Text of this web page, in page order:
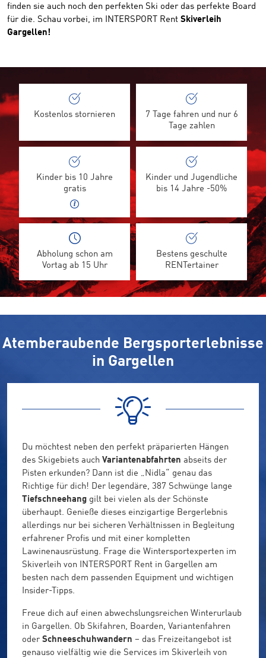
finden sie auch noch den perfekten Ski oder das perfekte Board
für die. Schau vorbei, im INTERSPORT Rent Skiverleih
Gargellen!
Kostenlos stornieren
7 Tage fahren und nur 6
Tage zahlen
Kinder bis 10 Jahre
gratis
Kinder und Jugendliche
bis 14 Jahre -50%
Abholung schon am
Vortag ab 15 Uhr
Bestens geschulte
RENTertainer
Atemberaubende Bergsporterlebnisse
in Gargellen
Du möchtest neben den perfekt präparierten Hängen
des Skigebiets auch Variantenabfahrten abseits der
Pisten erkunden? Dann ist die „Nidla“ genau das
Richtige für dich! Der legendäre, 387 Schwünge lange
Tiefschneehang gilt bei vielen als der Schönste
überhaupt. Genieße dieses einzigartige Bergerlebnis
allerdings nur bei sicheren Verhältnissen in Begleitung
erfahrener Profis und mit einer kompletten
Lawinenausrüstung. Frage die Wintersportexperten im
Skiverleih von INTERSPORT Rent in Gargellen am
besten nach dem passenden Equipment und wichtigen
Insider-Tipps.
Freue dich auf einen abwechslungsreichen Winterurlaub
in Gargellen. Ob Skifahren, Boarden, Variantenfahren
oder Schneeschuhwandern – das Freizeitangebot ist
genauso vielfältig wie die Services im Skiverleih von